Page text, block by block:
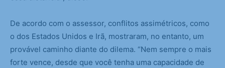
De acordo com o assessor, conflitos assimétricos, como
o dos Estados Unidos e Irã, mostraram, no entanto, um
provável caminho diante do dilema. “Nem sempre o mais
forte vence, desde que você tenha uma capacidade de